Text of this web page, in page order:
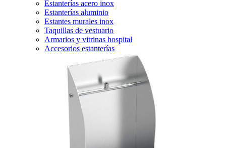
Estanterías acero inox
Estanterías aluminio
Estantes murales inox
Taquillas de vestuario
Armarios y vitrinas hospital
Accesorios estanterías